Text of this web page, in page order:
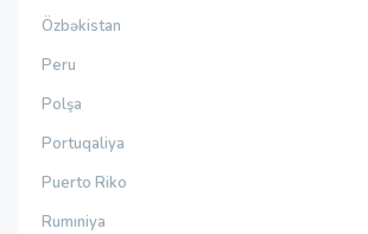
Özbəkistan
Peru
Polşa
Portuqaliya
Puerto Riko
Rumıniya